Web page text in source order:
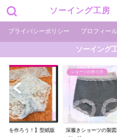
ソーイング工
プライバシーポリシー プロフィール
ソーイング
図と縫い方 簡単ソー
スカート
【マーメイドスカート